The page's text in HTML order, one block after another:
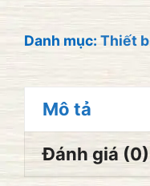
Danh mục: Thiết
Mô tả
Đánh giá (0)